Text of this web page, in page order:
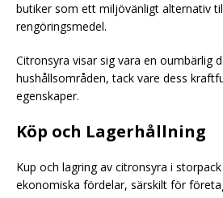
butiker som ett miljövänligt alternativ
rengöringsmedel.
Citronsyra visar sig vara en oumbärlig
hushållsområden, tack vare dess
egenskaper.
Köp och Lagerhållning
Kup och lagring av citronsyra i
ekonomiska fördelar, särskilt för